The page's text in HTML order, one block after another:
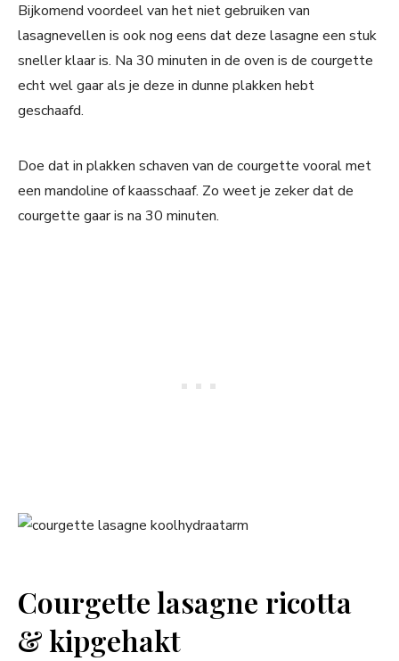
Bijkomend voordeel van het niet gebruiken van
lasagnevellen is ook nog eens dat deze lasagne een stuk
sneller klaar is. Na 30 minuten in de oven is de courgette
echt wel gaar als je deze in dunne plakken hebt
geschaafd.
Doe dat in plakken schaven van de courgette vooral met
een mandoline of kaasschaaf. Zo weet je zeker dat de
courgette gaar is na 30 minuten.
Courgette lasagne ricotta
& kipgehakt